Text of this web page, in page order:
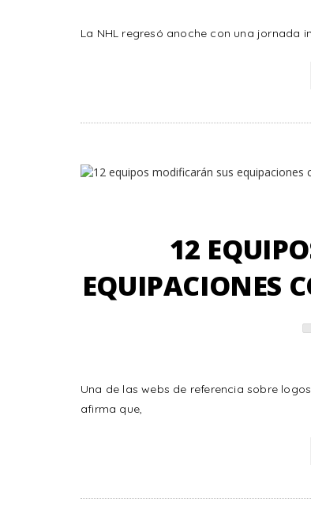
La NHL regresó anoche con una jornada
12
EQUIPACIONES
Una de las webs de referencia sobre
afirma que,